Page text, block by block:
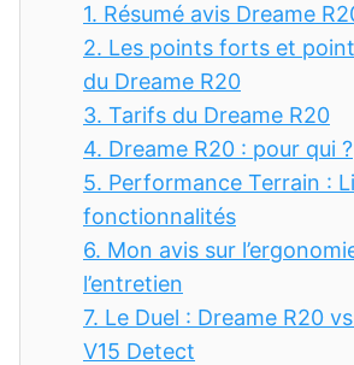
1. Résumé avis Dreame
2. Les points forts et
du Dreame R20
3. Tarifs du Dreame R20
4. Dreame R20 : pour qui ?
5. Performance Terrain :
fonctionnalités
6. Mon avis sur
l’entretien
7. Le Duel : Dreame R20
V15 Detect